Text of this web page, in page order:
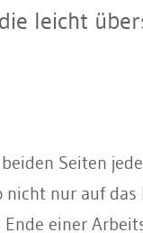
leicht
Seiten
nur auf das
einer